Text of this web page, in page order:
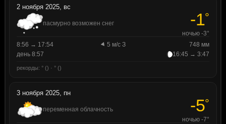
2 ноября 2025, вс
пасмурно возможен снег -1°
ночью -3°
8:56 → 17:54
5 м/с З
748 мм
день 8:57
16:45 → 3:47
рекорды: ° () · ° ()
3 ноября 2025, пн
переменная облачность -5°
ночью -7°